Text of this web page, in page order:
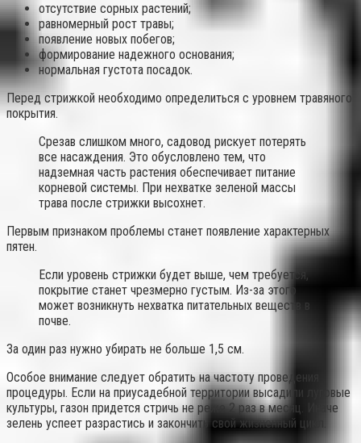
отсутствие сорных растений;
равномерный рост травы;
появление новых побегов;
формирование надежного основания;
нормальная густота посадок.
Перед стрижкой необходимо определиться с уровнем травяного
покрытия.
Срезав слишком много, садовод рискует потерять
все насаждения. Это обусловлено тем, что
надземная часть растения обеспечивает питание
корневой системы. При нехватке зеленой массы
трава после стрижки высохнет.
Первым признаком проблемы станет появление характерных
пятен.
Если уровень стрижки будет выше, чем требуется,
покрытие станет чрезмерно густым. Из-за этого
может возникнуть нехватка питательных веществ в
почве.
За один раз нужно убирать не больше 1,5 см.
Особое внимание следует обратить на частоту проведения
процедуры. Если на приусадебной территории высадили луговые
культуры, газон придется стричь не реже 2 раз в месяц. Иначе
зелень успеет разрастись и закончить свой жизненный цикл.